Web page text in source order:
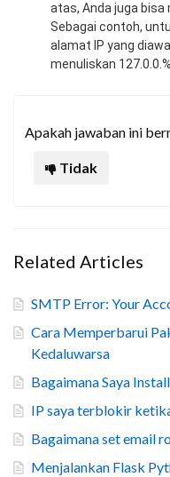
atas, Anda juga bisa
Sebagai contoh,
alamat IP yang
menuliskan
Apakah jawaban ini
Tidak
Related Articles
SMTP Error: Your
Cara Memperbarui
Kedaluwarsa
Bagaimana Saya
IP saya terblokir
Bagaimana set email
Menjalankan Flask